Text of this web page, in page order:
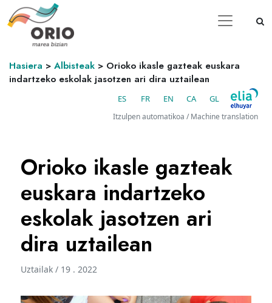
Hasiera > Albisteak > Orioko ikasle gazteak euskara
indartzeko eskolak jasotzen ari dira uztailean
ES FR EN CA GL
Itzulpen automatikoa / Machine translation
Orioko ikasle gazteak
euskara indartzeko
eskolak jasotzen ari
dira uztailean
Uztailak / 19 . 2022